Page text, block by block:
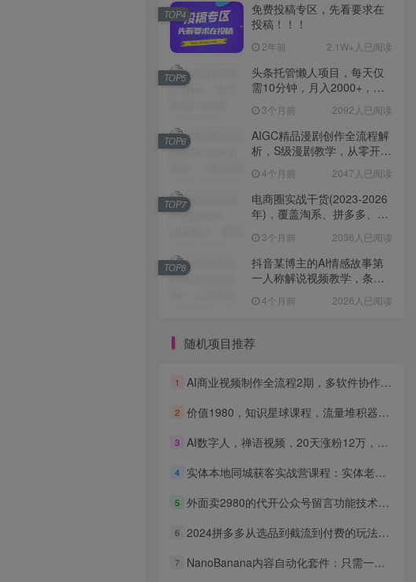
免费投稿专区，先看要求在
投稿！！！
2年前 2.1W+人已阅读
TOP4
头条托管懒人项目，每天仅
需10分钟，月入2000+，纯
【揭秘】
3个月前 2092人已阅读
TOP5
AIGC精品漫剧创作全流程解
析，S级漫剧教学，从零开始
4个月前 2047人已阅读
TOP6
电商圈实战干货(2023-2026
年)，覆盖淘系、拼多多、抖
电商人避开坑、提效率、稳
盈利(更新4月)
3个月前 2036人已阅读
TOP7
抖音某博主的AI情感故事第
一人称解说视频教学，条条
4个月前 2026人已阅读
TOP8
随机项目推荐
1 AI商业视频制作全流程2期，多软件协作-高效创作-商业化落地(更新)
2 价值1980，知识星球课程，流量堆积器，冷门暴力引流项目，全网最新玩法
3 AI数字人，禅语视频，20天涨粉12万，单日变现2000+
4 实体本地同城获客实战营课程：实体老板必学内容，108节干货教程
5 外面卖2980的代开公众号留言功能技术， 一单500-25000+，附超详细操作手册
6 2024拼多多从选品到截流到付费的玩法技巧，截流自然流量玩法，高投产玩法
7 NanoBanana内容自动化套件：只需一张照片即可无限扩展产品展示、详情页和社交媒体内容！